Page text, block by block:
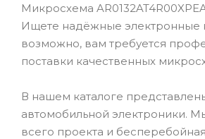
Микросхема
Ищете надёжные электронные
возможно, вам требуется
поставки качественных
В нашем каталоге
автомобильной электроники.
всего проекта и